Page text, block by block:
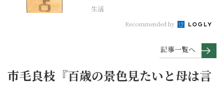
生活
Recommended by
記事一覧へ
市毛良枝『百歳の景色見たいと母は言